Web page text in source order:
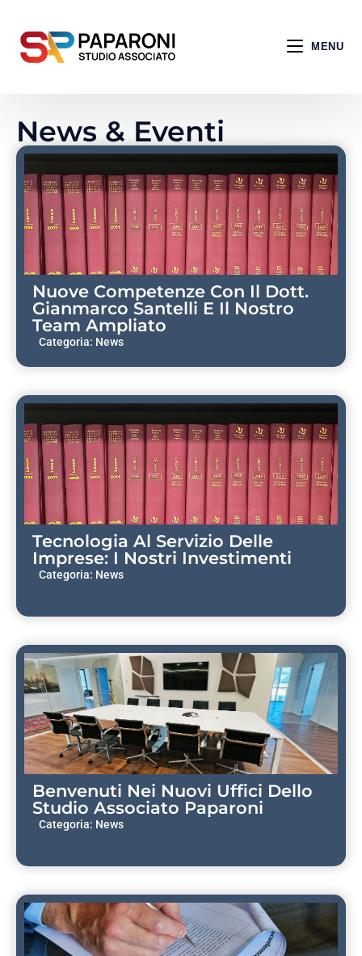
MENU
News & Eventi
Nuove Competenze Con Il Dott.
Gianmarco Santelli E Il Nostro
Team Ampliato
Categoria: News
Tecnologia Al Servizio Delle
Imprese: I Nostri Investimenti
Categoria: News
Benvenuti Nei Nuovi Uffici Dello
Studio Associato Paparoni
Categoria: News